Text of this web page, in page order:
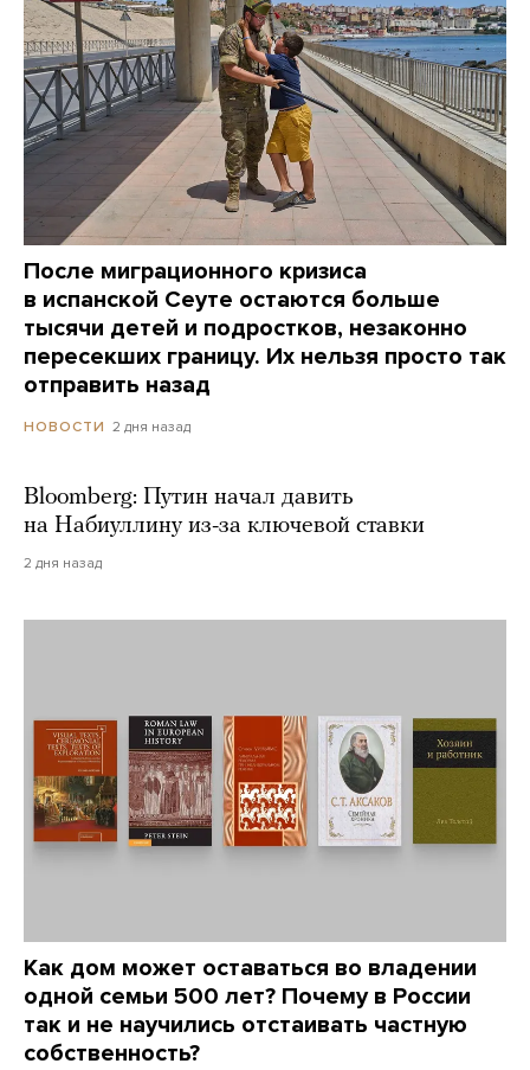
После миграционного кризиса
в испанской Сеуте остаются больше
тысячи детей и подростков, незаконно
пересекших границу. Их нельзя просто так
отправить назад
НОВОСТИ 2 дня назад
Bloomberg: Путин начал давить
на Набиуллину из-за ключевой ставки
2 дня назад
Как дом может оставаться во владении
одной семьи 500 лет? Почему в России
так и не научились отстаивать частную
собственность?